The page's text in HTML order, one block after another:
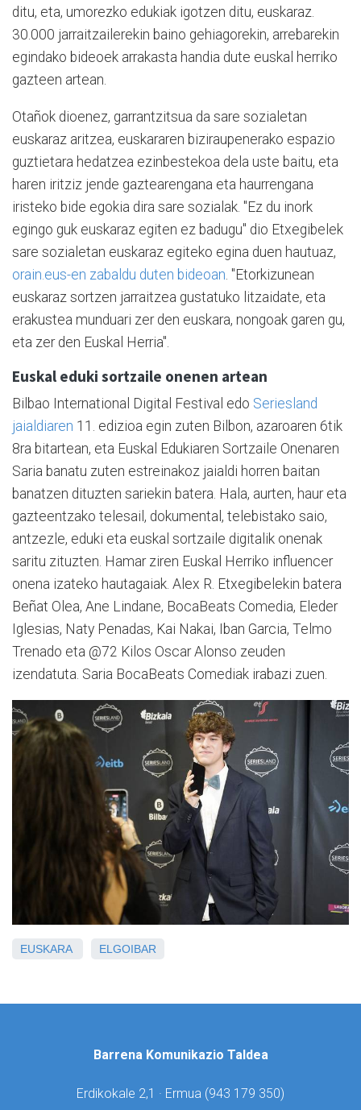
ditu, eta, umorezko edukiak igotzen ditu, euskaraz.
30.000 jarraitzailerekin baino gehiagorekin, arrebarekin
egindako bideoek arrakasta handia dute euskal herriko
gazteen artean.
Otañok dioenez, garrantzitsua da sare sozialetan
euskaraz aritzea, euskararen biziraupenerako espazio
guztietara hedatzea ezinbestekoa dela uste baitu, eta
haren iritziz jende gaztearengana eta haurrengana
iristeko bide egokia dira sare sozialak. "Ez du inork
egingo guk euskaraz egiten ez badugu" dio Etxegibelek
sare sozialetan euskaraz egiteko egina duen hautuaz,
orain.eus-en zabaldu duten bideoan . "Etorkizunean
euskaraz sortzen jarraitzea gustatuko litzaidate, eta
erakustea munduari zer den euskara, nongoak garen gu,
eta zer den Euskal Herria".
Euskal eduki sortzaile onenen artean
Bilbao International Digital Festival edo Seriesland
jaialdiaren 11. edizioa egin zuten Bilbon, azaroaren 6tik
8ra bitartean, eta Euskal Edukiaren Sortzaile Onenaren
Saria banatu zuten estreinakoz jaialdi horren baitan
banatzen dituzten sariekin batera. Hala, aurten, haur eta
gazteentzako telesail, dokumental, telebistako saio,
antzezle, eduki eta euskal sortzaile digitalik onenak
saritu zituzten. Hamar ziren Euskal Herriko influencer
onena izateko hautagaiak. Alex R. Etxegibelekin batera
Beñat Olea, Ane Lindane, BocaBeats Comedia, Eleder
Iglesias, Naty Penadas, Kai Nakai, Iban Garcia, Telmo
Trenado eta @72 Kilos Oscar Alonso zeuden
izendatuta. Saria BocaBeats Comediak irabazi zuen.
EUSKARA ELGOIBAR
Barrena Komunikazio Taldea
Erdikokale 2,1 · Ermua (943 179 350)